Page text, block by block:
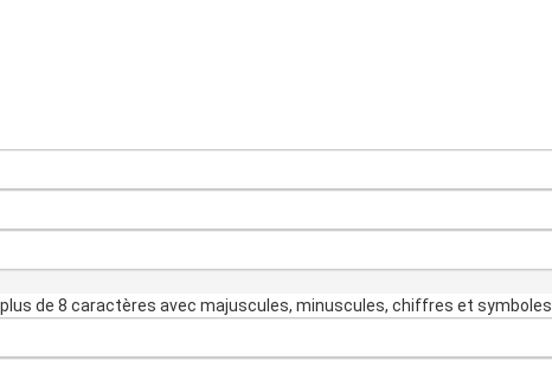
de 8 caractères avec majuscules, minuscules, chiffres et symboles.